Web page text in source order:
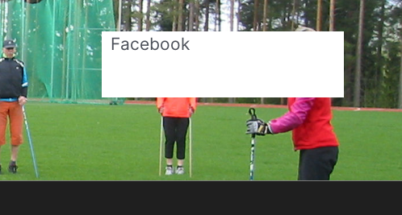
Facebook